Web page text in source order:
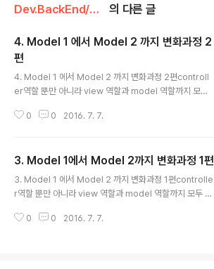
Dev.BackEnd/Servlet&JSP 의 다른 글
4. Model 1 에서 Model 2 까지 변화과정 2
편
4. Model 1 에서 Model 2 까지 변화과정 2편controll
er역할 뿐만 아니라 view 역할과 model 역할까지 모두
하나씩 분리되는 과정을 보이려고 한다.Model 21. 값 객
이터를 전달하는데 이용하여 데이터 수송 객체(DTO)라고
도 불린다. 각종 값들을 갖고 있으며 get메소드와 set메소
드로 이루어져 있다. 컨트롤러(Servlet)에서 생성하면 뷰
서블릿에서 값을 set해 놓으면, JSP에서는 값을 get하여
0 0 2016. 7. 7.
3. Model 1에서 Model 2까지 변화과정 1편
3. Model 1 에서 Model 2 까지 변화과정 1편controlle
r역할 뿐만 아니라 view 역할과 model 역할까지 모두 하
하나씩 분리되는 과정을 보이려고 한다. Model 1 방식의
0 0 2016. 7. 7.